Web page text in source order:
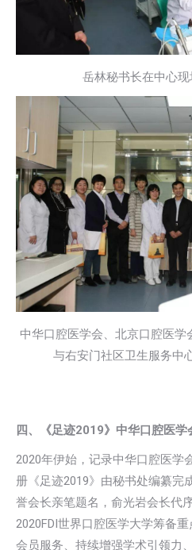
岳林秘书长在中心
中华口腔医学会、北京口腔医
与右安门社区卫生服务中
四、《足迹2019》中华口腔医学
2020年伊始，记录中华口腔医学
册《足迹2019》由秘书处编纂完
誉会长亲笔题名，俞光岩会长代
2020FDI世界口腔医学大学筹备
会员服务、持续增强学术引领力